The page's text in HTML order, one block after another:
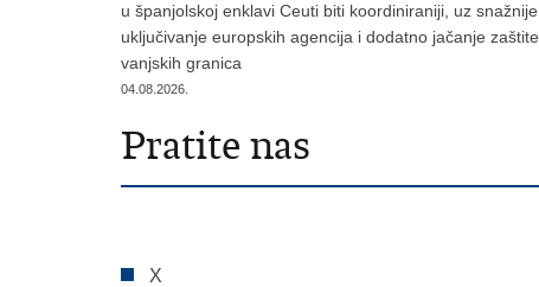
u španjolskoj enklavi Ceuti biti koordiniraniji, uz snažnije
uključivanje europskih agencija i dodatno jačanje zaštite
vanjskih granica
04.08.2026.
Pratite nas
X